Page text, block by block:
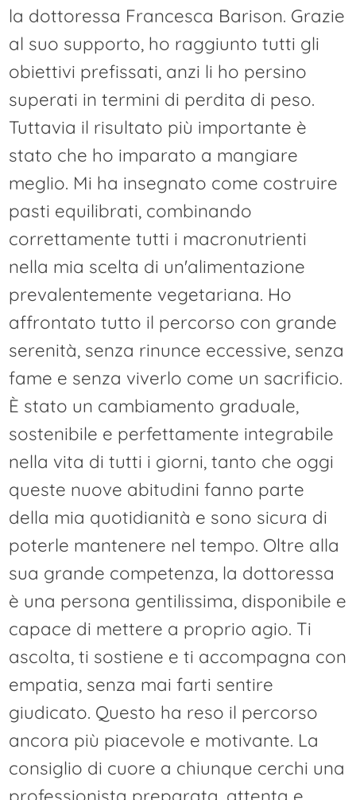
la dottoressa Francesca Barison. Grazie
al suo supporto, ho raggiunto tutti gli
obiettivi prefissati, anzi li ho persino
superati in termini di perdita di peso.
Tuttavia il risultato più importante è
stato che ho imparato a mangiare
meglio. Mi ha insegnato come costruire
pasti equilibrati, combinando
correttamente tutti i macronutrienti
nella mia scelta di un'alimentazione
prevalentemente vegetariana. Ho
affrontato tutto il percorso con grande
serenità, senza rinunce eccessive, senza
fame e senza viverlo come un sacrificio.
È stato un cambiamento graduale,
sostenibile e perfettamente integrabile
nella vita di tutti i giorni, tanto che oggi
queste nuove abitudini fanno parte
della mia quotidianità e sono sicura di
poterle mantenere nel tempo. Oltre alla
sua grande competenza, la dottoressa
è una persona gentilissima, disponibile e
capace di mettere a proprio agio. Ti
ascolta, ti sostiene e ti accompagna con
empatia, senza mai farti sentire
giudicato. Questo ha reso il percorso
ancora più piacevole e motivante. La
consiglio di cuore a chiunque cerchi una